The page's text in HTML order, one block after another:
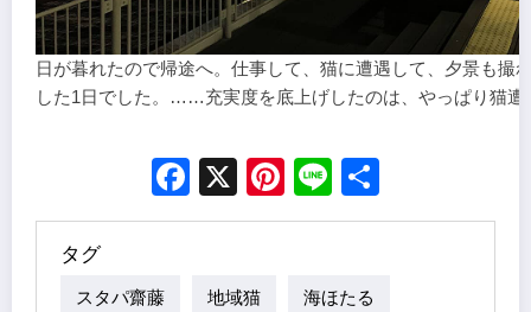
日が暮れたので帰途へ。仕事して、猫に遭遇して、夕景も撮
した1日でした。……充実度を底上げしたのは、やっぱり猫遭
Facebook
X Pinterest
Line
タグ
スタパ齋藤 地域猫 海ほたる